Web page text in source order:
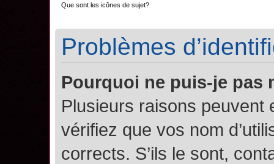
Que sont les icônes de sujet?
Problèmes
Pourquoi ne puis-je pas
Plusieurs raisons peuvent
vérifiez que vos nom
corrects. S’ils le sont,